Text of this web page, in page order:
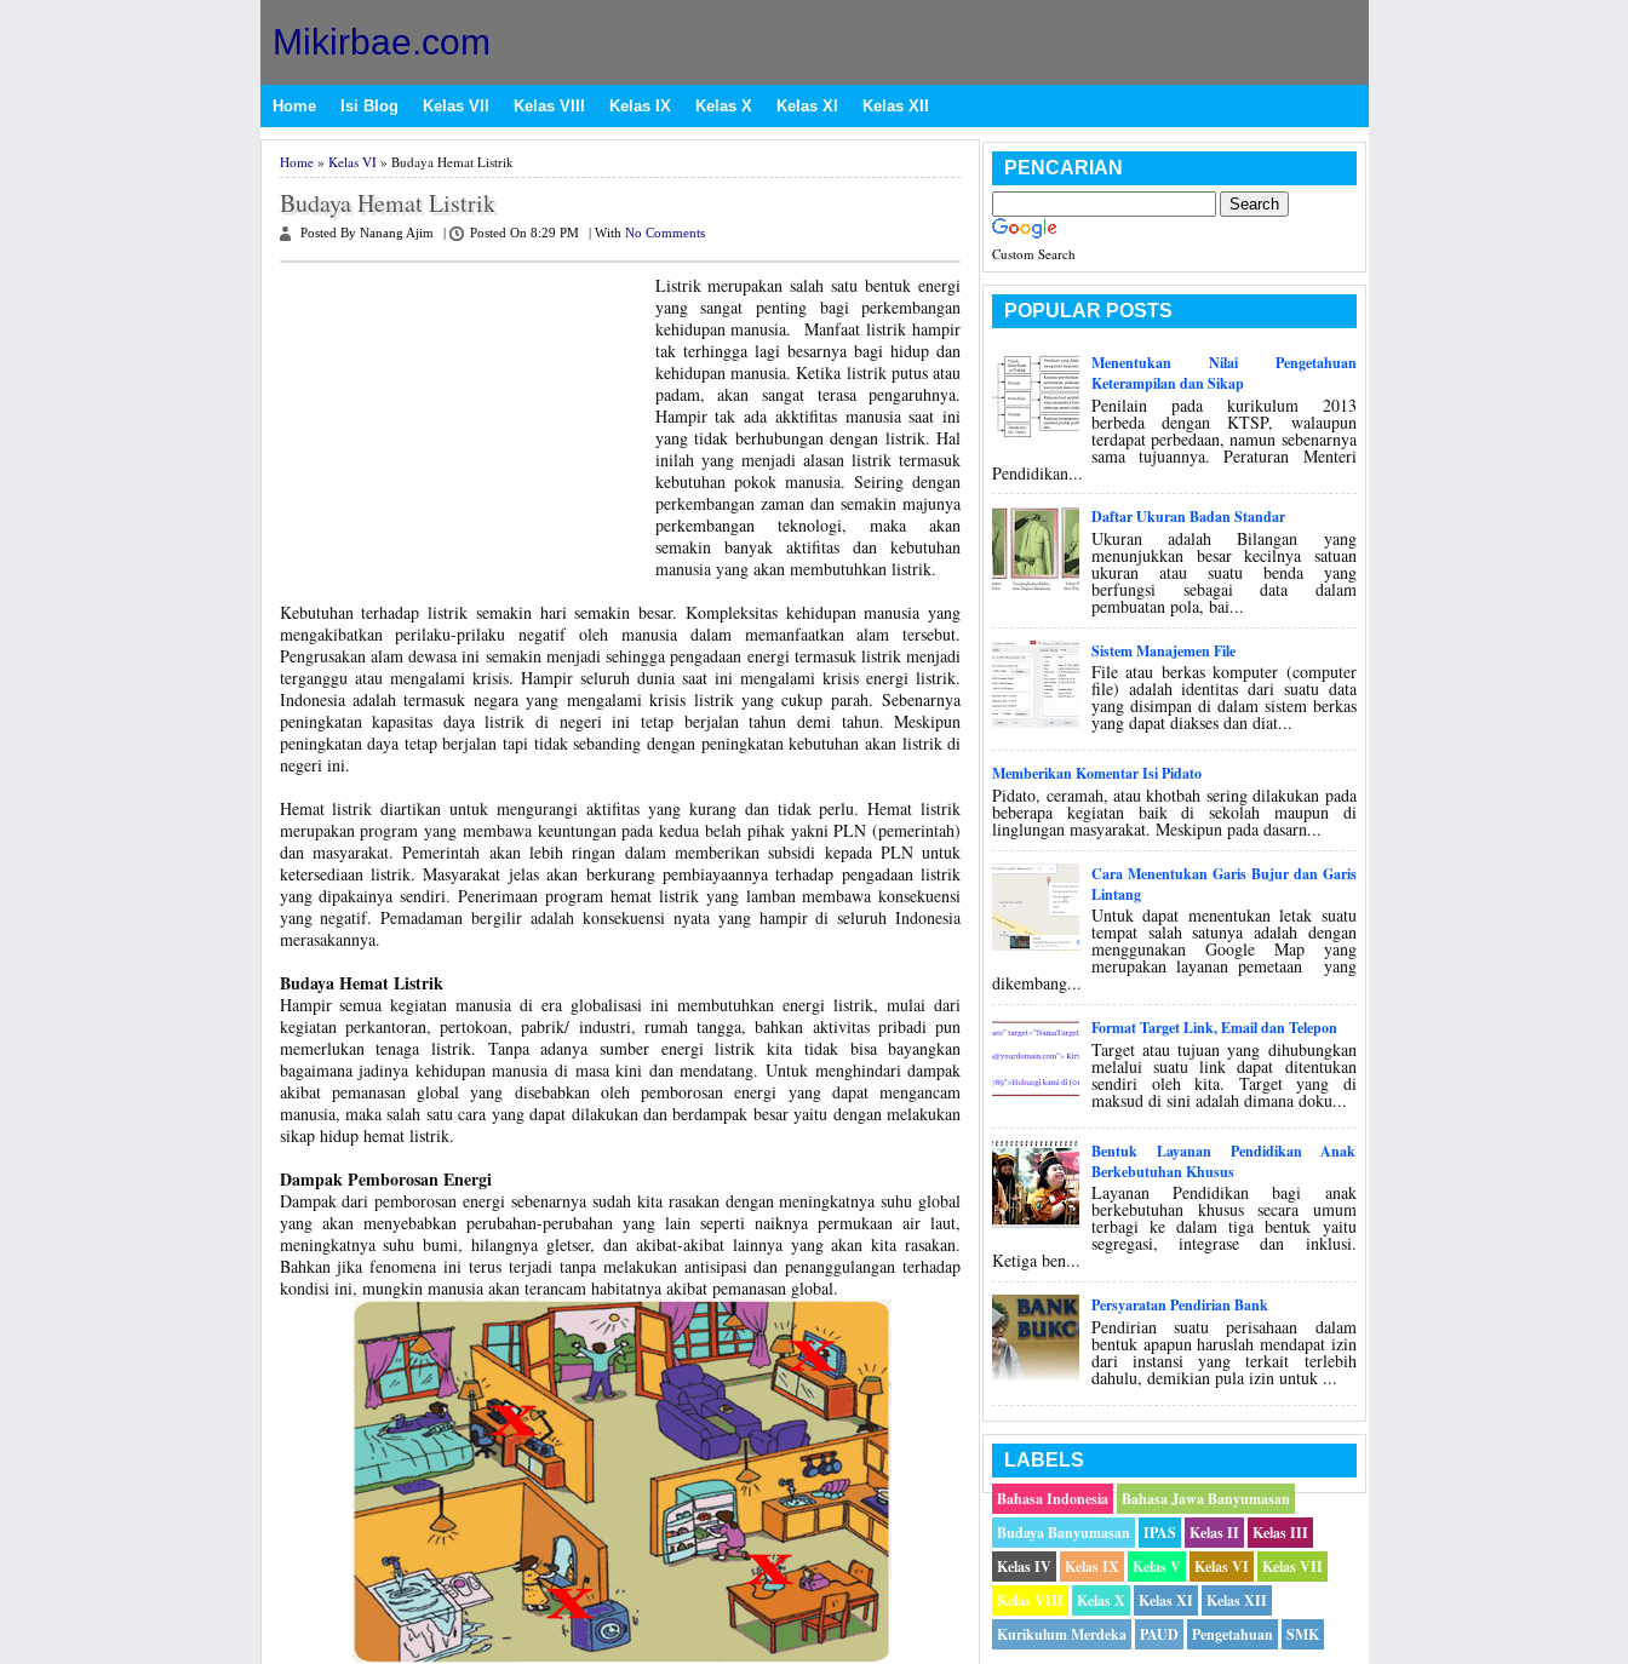
Mikirbae.com
Home Isi Blog Kelas VII Kelas VIII Kelas IX Kelas X Kelas XI Kelas XII
Home» Kelas VI» Budaya Hemat Listrik
Budaya Hemat Listrik
Posted By Nanang Ajim Posted On 8:29 PM With No Comments
Listrik merupakan salah satu bentuk energi
yang sangat penting bagi perkembangan
kehidupan manusia. Manfaat listrik hampir
tak terhingga lagi besarnya bagi hidup dan
kehidupan manusia. Ketika listrik putus atau
padam, akan sangat terasa pengaruhnya.
Hampir tak ada akktifitas manusia saat ini
yang tidak berhubungan dengan listrik. Hal
inilah yang menjadi alasan listrik termasuk
kebutuhan pokok manusia. Seiring dengan
perkembangan zaman dan semakin majunya
perkembangan teknologi, maka akan
semakin banyak aktifitas dan kebutuhan
manusia yang akan membutuhkan listrik.
Kebutuhan terhadap listrik semakin hari semakin besar. Kompleksitas kehidupan manusia yang
mengakibatkan perilaku-prilaku negatif oleh manusia dalam memanfaatkan alam tersebut.
Pengrusakan alam dewasa ini semakin menjadi sehingga pengadaan energi termasuk listrik menjadi
terganggu atau mengalami krisis. Hampir seluruh dunia saat ini mengalami krisis energi listrik.
Indonesia adalah termasuk negara yang mengalami krisis listrik yang cukup parah. Sebenarnya
peningkatan kapasitas daya listrik di negeri ini tetap berjalan tahun demi tahun. Meskipun
peningkatan daya tetap berjalan tapi tidak sebanding dengan peningkatan kebutuhan akan listrik di
negeri ini.
Hemat listrik diartikan untuk mengurangi aktifitas yang kurang dan tidak perlu. Hemat listrik
merupakan program yang membawa keuntungan pada kedua belah pihak yakni PLN (pemerintah)
dan masyarakat. Pemerintah akan lebih ringan dalam memberikan subsidi kepada PLN untuk
ketersediaan listrik. Masyarakat jelas akan berkurang pembiayaannya terhadap pengadaan listrik
yang dipakainya sendiri. Penerimaan program hemat listrik yang lamban membawa konsekuensi
yang negatif. Pemadaman bergilir adalah konsekuensi nyata yang hampir di seluruh Indonesia
merasakannya.
Budaya Hemat Listrik
Hampir semua kegiatan manusia di era globalisasi ini membutuhkan energi listrik, mulai dari
kegiatan perkantoran, pertokoan, pabrik/ industri, rumah tangga, bahkan aktivitas pribadi pun
memerlukan tenaga listrik. Tanpa adanya sumber energi listrik kita tidak bisa bayangkan
bagaimana jadinya kehidupan manusia di masa kini dan mendatang. Untuk menghindari dampak
akibat pemanasan global yang disebabkan oleh pemborosan energi yang dapat mengancam
manusia, maka salah satu cara yang dapat dilakukan dan berdampak besar yaitu dengan melakukan
sikap hidup hemat listrik.
Dampak Pemborosan Energi
Dampak dari pemborosan energi sebenarnya sudah kita rasakan dengan meningkatnya suhu global
yang akan menyebabkan perubahan-perubahan yang lain seperti naiknya permukaan air laut,
meningkatnya suhu bumi, hilangnya gletser, dan akibat-akibat lainnya yang akan kita rasakan.
Bahkan jika fenomena ini terus terjadi tanpa melakukan antisipasi dan penanggulangan terhadap
kondisi ini, mungkin manusia akan terancam habitatnya akibat pemanasan global.
PENCARIAN
Custom Search
POPULAR POSTS
Menentukan Nilai Pengetahuan
Keterampilan dan Sikap
Penilain pada kurikulum 2013
berbeda dengan KTSP, walaupun
terdapat perbedaan, namun sebenarnya
sama tujuannya. Peraturan Menteri
Pendidikan...
Daftar Ukuran Badan Standar
Ukuran adalah Bilangan yang
menunjukkan besar kecilnya satuan
ukuran atau suatu benda yang
berfungsi sebagai data dalam
pembuatan pola, bai...
Sistem Manajemen File
File atau berkas komputer (computer
file) adalah identitas dari suatu data
yang disimpan di dalam sistem berkas
yang dapat diakses dan diat...
Memberikan Komentar Isi Pidato
Pidato, ceramah, atau khotbah sering dilakukan pada
beberapa kegiatan baik di sekolah maupun di
linglungan masyarakat. Meskipun pada dasarn...
Cara Menentukan Garis Bujur dan Garis
Lintang
Untuk dapat menentukan letak suatu
tempat salah satunya adalah dengan
menggunakan Google Map yang
merupakan layanan pemetaan yang
dikembang...
Format Target Link, Email dan Telepon
Target atau tujuan yang dihubungkan
melalui suatu link dapat ditentukan
sendiri oleh kita. Target yang di
maksud di sini adalah dimana doku...
Bentuk Layanan Pendidikan Anak
Berkebutuhan Khusus
Layanan Pendidikan bagi anak
berkebutuhan khusus secara umum
terbagi ke dalam tiga bentuk yaitu
segregasi, integrase dan inklusi.
Ketiga ben...
Persyaratan Pendirian Bank
Pendirian suatu perisahaan dalam
bentuk apapun haruslah mendapat izin
dari instansi yang terkait terlebih
dahulu, demikian pula izin untuk ...
LABELS
Bahasa Indonesia
Bahasa Jawa Banyumasan
Budaya Banyumasan
IPAS Kelas II
Kelas III
Kelas IV
Kelas IX Kelas V Kelas VI
Kelas VII
Kelas VIII
Kelas X Kelas XI
Kelas XII
Kurikulum Merdeka
PAUD Pengetahuan SMK